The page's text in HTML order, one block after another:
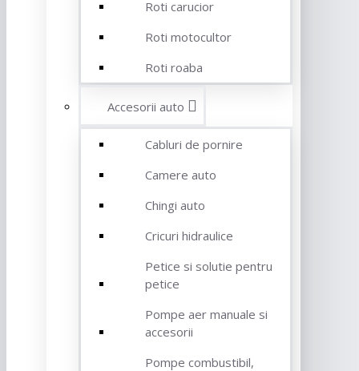
Roti carucior
Roti motocultor
Roti roaba
Accesorii auto
Cabluri de pornire
Camere auto
Chingi auto
Cricuri hidraulice
Petice si solutie pentru
petice
Pompe aer manuale si
accesorii
Pompe combustibil,